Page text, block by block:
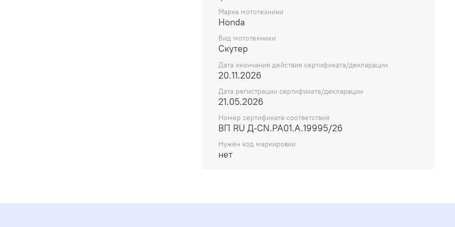
Марка мототехники
Honda
Вид мототехники
Скутер
Дата окончания действия сертификата/декларации
20.11.2026
Дата регистрации сертификата/декларации
21.05.2026
Номер сертификата соответствия
ВП RU Д-CN.РА01.А.19995/26
Нужен код маркировки
нет